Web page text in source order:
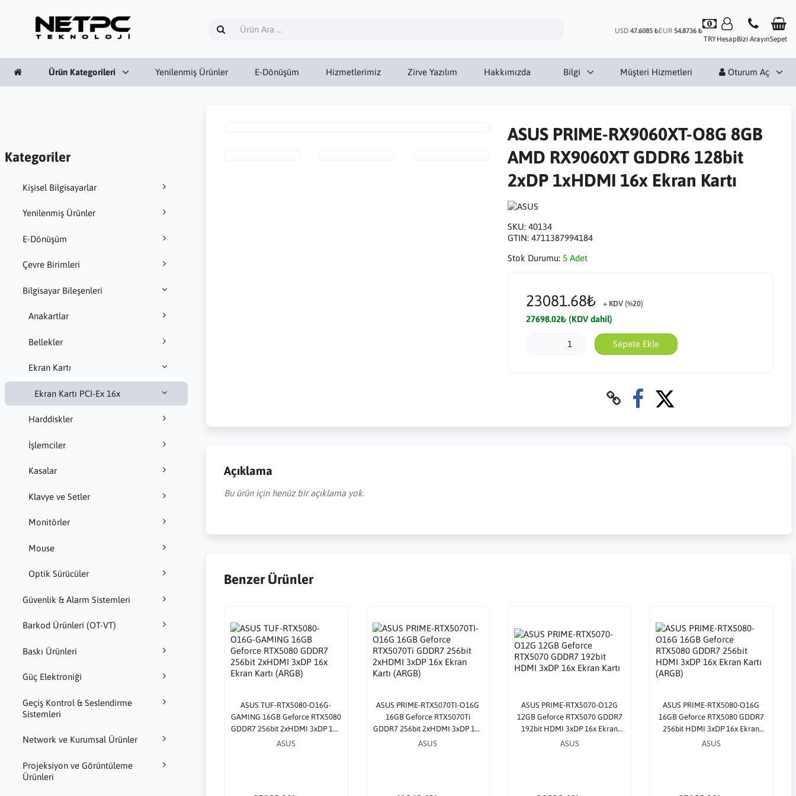
USD 47.6085 ₺EUR 54.8736 ₺
TRYHesapBizi ArayınSepet
Ürün Kategorileri Yenilenmiş Ürünler E-Dönüşüm Hizmetlerimiz Zirve Yazılım Hakkımızda Bilgi Müşteri Hizmetleri Oturum Aç
Kategoriler
Kişisel Bilgisayarlar
Yenilenmiş Ürünler
E-Dönüşüm
Çevre Birimleri
Bilgisayar Bileşenleri
Anakartlar
Bellekler
Ekran Kartı
Ekran Kartı PCI-Ex 16x
Harddiskler
İşlemciler
Kasalar
Klavye ve Setler
Monitörler
Mouse
Optik Sürücüler
Güvenlik & Alarm Sistemleri
Barkod Ürünleri (OT-VT)
Baskı Ürünleri
Güç Elektroniği
Geçiş Kontrol & Seslendirme
Sistemleri
Network ve Kurumsal Ürünler
Projeksiyon ve Görüntüleme
Ürünleri
ASUS PRIME-RX9060XT-O8G 8GB
AMD RX9060XT GDDR6 128bit
2xDP 1xHDMI 16x Ekran Kartı
SKU: 40134
GTIN: 4711387994184
Stok Durumu: 5 Adet
23081.68₺ + KDV (%20)
27698.02₺ (KDV dahil)
Sepete Ekle
Açıklama
Bu ürün için henüz bir açıklama yok.
Benzer Ürünler
ASUS TUF-RTX5080-O16G-
GAMING 16GB Geforce RTX5080
GDDR7 256bit 2xHDMI 3xDP 16x
Ekran Kartı (ARGB)
ASUS
ASUS PRIME-RTX5070TI-O16G
16GB Geforce RTX5070Ti
GDDR7 256bit 2xHDMI 3xDP 16x
Ekran Kartı (ARGB)
ASUS
ASUS PRIME-RTX5070-O12G
12GB Geforce RTX5070 GDDR7
192bit HDMI 3xDP 16x Ekran
Kartı
ASUS
ASUS PRIME-RTX5080-O16G
16GB Geforce RTX5080 GDDR7
256bit HDMI 3xDP 16x Ekran
Kartı (ARGB)
ASUS